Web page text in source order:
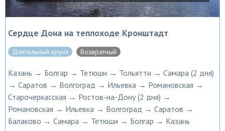
Сердце Дона на теплоходе Кронштадт
Длительный круиз Возвратный
Казань → Болгар → Тетюши → Тольятти → Самара (2 дня)
→ Саратов → Волгоград → Ильевка → Романовская →
Старочеркасская → Ростов-на-Дону (2 дня) →
Романовская → Ильевка → Волгоград → Саратов →
Балаково → Самара → Тетюши → Болгар → Казань